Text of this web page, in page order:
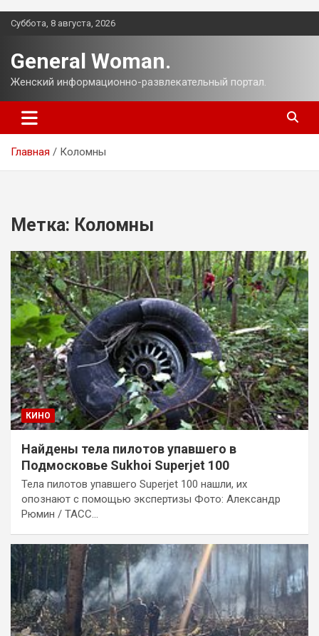
Перейти
Суббота, 8 августа, 2026
General Woman.
Женский информационно-развлекательный портал.
Главная Коломны
Метка: Коломны
КИНО
Найдены тела пилотов упавшего в
Подмосковье Sukhoi Superjet 100
Тела пилотов упавшего Superjet 100 нашли, их
опознают с помощью экспертизы Фото: Александр
Рюмин / ТАСС…